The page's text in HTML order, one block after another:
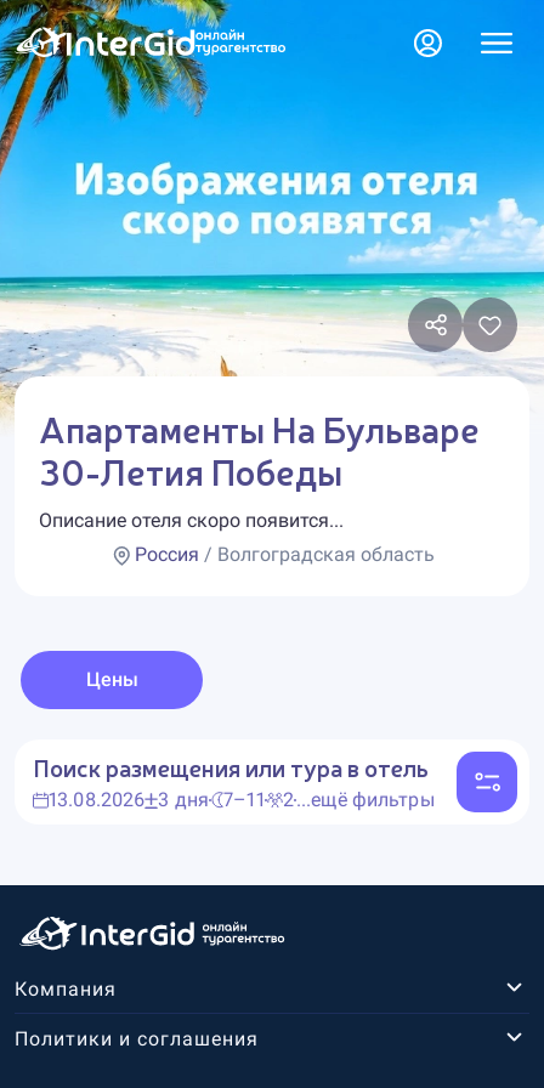
Апартаменты На Бульваре
30-Летия Победы
Описание отеля скоро появится...
Россия / Волгоградская область
Цены
Поиск размещения или тура в отель
13.08.2026 3 дня 7–11 2...ещё фильтры
Компания
Политики и соглашения